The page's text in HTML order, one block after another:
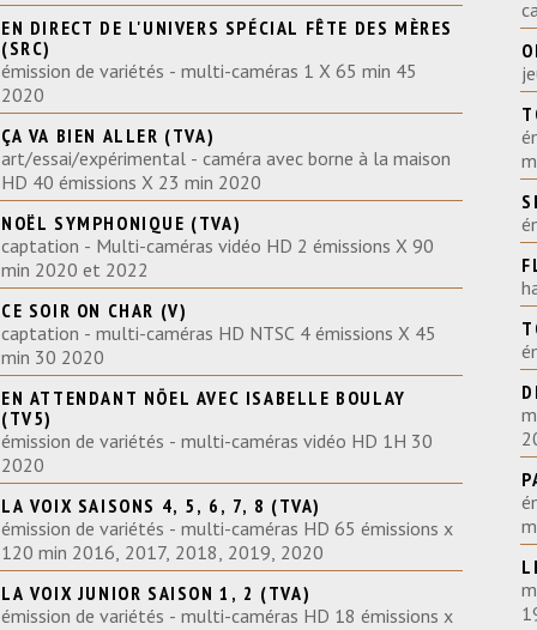
EN DIRECT DE L'UNIVERS SPÉCIAL FÊTE DES MÈRES
(SRC)
émission de variétés - multi-caméras 1 X 65 min 45
2020
ÇA VA BIEN ALLER (TVA)
art/essai/expérimental - caméra avec borne à la maison
HD 40 émissions X 23 min 2020
NOËL SYMPHONIQUE (TVA)
captation - Multi-caméras vidéo HD 2 émissions X 90
min 2020 et 2022
CE SOIR ON CHAR (V)
captation - multi-caméras HD NTSC 4 émissions X 45
min 30 2020
EN ATTENDANT NÖEL AVEC ISABELLE BOULAY
(TV5)
émission de variétés - multi-caméras vidéo HD 1H 30
2020
LA VOIX SAISONS 4, 5, 6, 7, 8 (TVA)
émission de variétés - multi-caméras HD 65 émissions x
120 min 2016, 2017, 2018, 2019, 2020
LA VOIX JUNIOR SAISON 1, 2 (TVA)
émission de variétés - multi-caméras HD 18 émissions x